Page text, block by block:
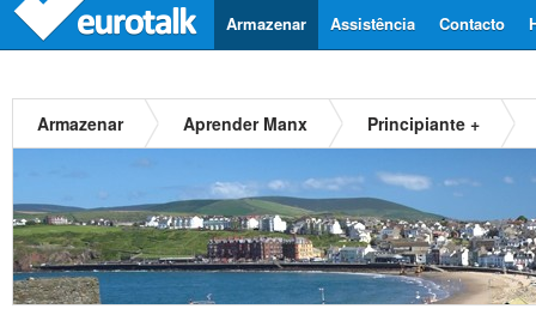
Contacto
Assistência
Armazenar
Armazenar Aprender Manx Principiante +